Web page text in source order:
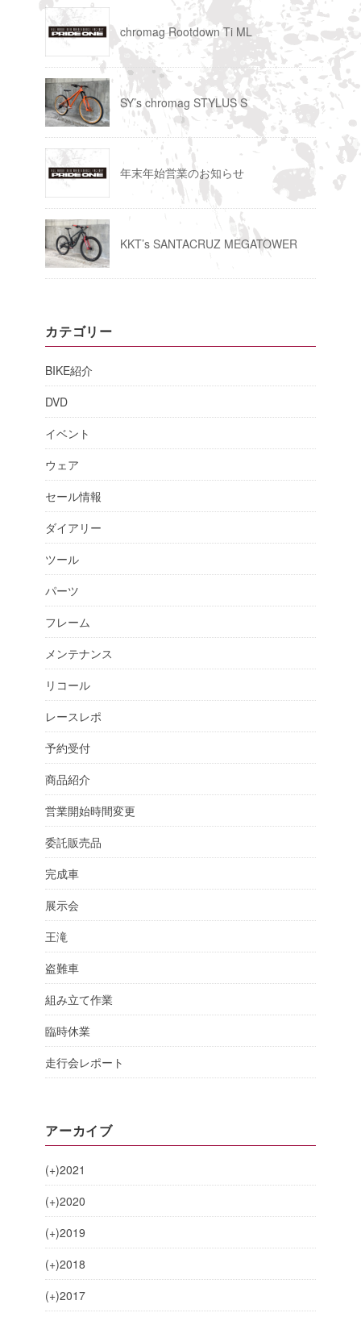
chromag Rootdown Ti ML
SY’s chromag STYLUS S
年末年始営業のお知らせ
KKT’s SANTACRUZ MEGATOWER
カテゴリー
BIKE紹介
DVD
イベント
ウェア
セール情報
ダイアリー
ツール
パーツ
フレーム
メンテナンス
リコール
レースレポ
予約受付
商品紹介
営業開始時間変更
委託販売品
完成車
展示会
王滝
盗難車
組み立て作業
臨時休業
走行会レポート
アーカイブ
(+)2021
(+)2020
(+)2019
(+)2018
(+)2017